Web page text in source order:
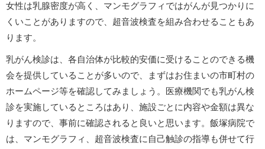
女性は乳腺密度が高く、マンモグラフィではがんが見つかりに
くいことがありますので、超音波検査を組み合わせることもあ
ります。
乳がん検診は、各自治体が比較的安価に受けることのできる機
会を提供していることが多いので、まずはお住まいの市町村の
ホームページ等を確認してみましょう。医療機関でも乳がん検
診を実施しているところはあり、施設ごとに内容や金額は異な
りますので、事前に確認されると良いと思います。飯塚病院で
は、マンモグラフィ、超音波検査に自己触診の指導も併せて行